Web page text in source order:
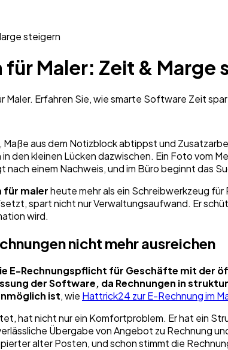
steigern
Maler: Zeit & Marge
Maler. Erfahren Sie, wie smarte Software Zeit
Maße aus dem Notizblock abtippst und
den kleinen Lücken dazwischen. Ein Foto vom
einem Nachweis, und im Büro beginnt das
für malerheute mehr als ein Schreibwerkzeug
spart nicht nur Verwaltungsaufwand. Er
wird.
nicht mehr ausreichen
E-Rechnungspflicht für Geschäfte mit der
der Software, da Rechnungen in
ist, wie Hattrick24 zur E-Rechnung im
hat nicht nur ein Komfortproblem. Er hat ein
Übergabe von Angebot zu Rechnung
alter Posten, und schon stimmt die